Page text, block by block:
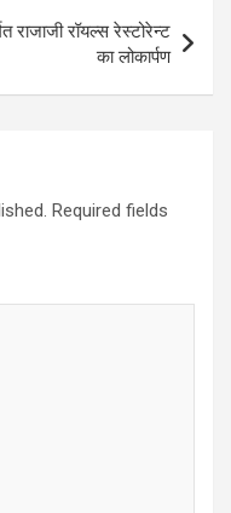
राजाजी रॉयल्स रेस्टोरेन्ट
का लोकार्पण
Required fields